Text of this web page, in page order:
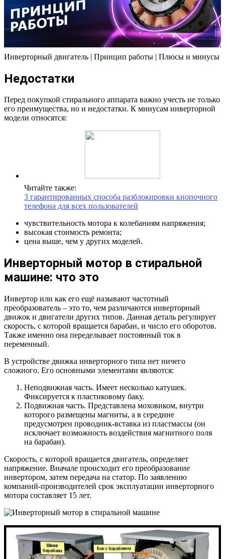
Инверторный двигатель | Принцип работы | Плюсы и минусы
Недостатки
Перед покупкой стирального аппарата важно учесть не только
его преимущества, но и недостатки. К минусам инверторной
модели относятся:
Читайте также:
3 гарантированных способа разблокировки кнопочного
телефона для всех пользователей
чувствительность мотора к колебаниям напряжения;
высокая стоимость ремонта;
цена выше, чем у других моделей.
Инверторный мотор в стиральной
машине: что это
Инвертор или как его ещё называют частотный
преобразователь – это то, чем различаются инверторный
движок и двигатели других типов. Данная деталь регулирует
скорость, с которой вращается барабан, и число его оборотов.
Также именно она переделывает постоянный ток в
переменный.
В устройстве движка инверторного типа нет ничего
сложного. Его основными элементами являются:
Неподвижная часть. Имеет несколько катушек.
Фиксируется к пластиковому баку.
Подвижная часть. Представлена моховиком, внутри
которого размещены магниты, а в середине
предусмотрен проводник-вставка из пластмассы (он
исключает возможность воздействия магнитного поля
на барабан).
Скорость, с которой вращается двигатель, определяет
напряжение. Вначале происходит его преобразование
инвертором, затем передача на статор. По заявлению
компаний-производителей срок эксплуатации инверторного
мотора составляет 15 лет.